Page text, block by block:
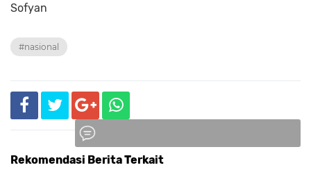
Sofyan
#nasional
Rekomendasi Berita Terkait